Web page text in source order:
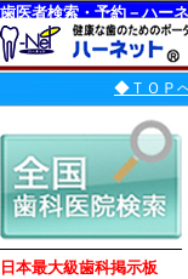
歯医者検索・予約－ハー
◆ＴＯＰ
日本最大級歯科掲示板